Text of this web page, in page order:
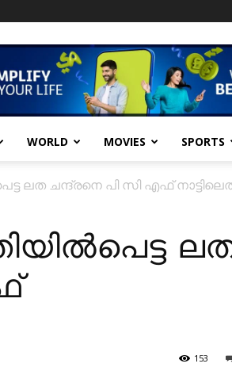
WORLD MOVIES SPORTS
ലത ചന്ദ്രനെ പി സി എഫ്
153